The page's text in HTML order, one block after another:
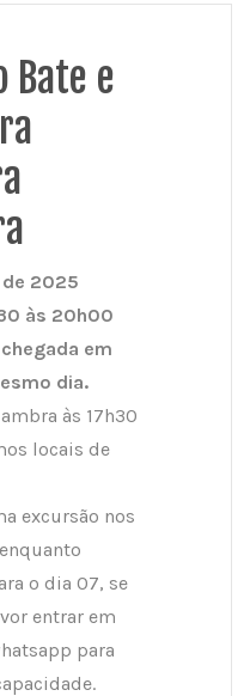
Bate e
2025
às 20h00
em
dia.
às 17h30
locais de
excursão nos
o dia 07, se
entrar em
para